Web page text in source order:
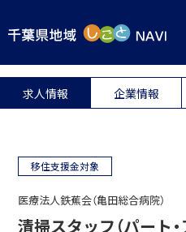
求人情報 企業情報
移住支援金対象
医療法人鉄蕉会（亀田総合病院）
清掃スタッフ（パート・